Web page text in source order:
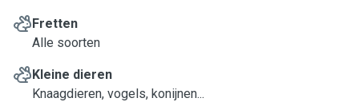
Fretten
Alle soorten
Kleine dieren
Knaagdieren, vogels, konijnen...